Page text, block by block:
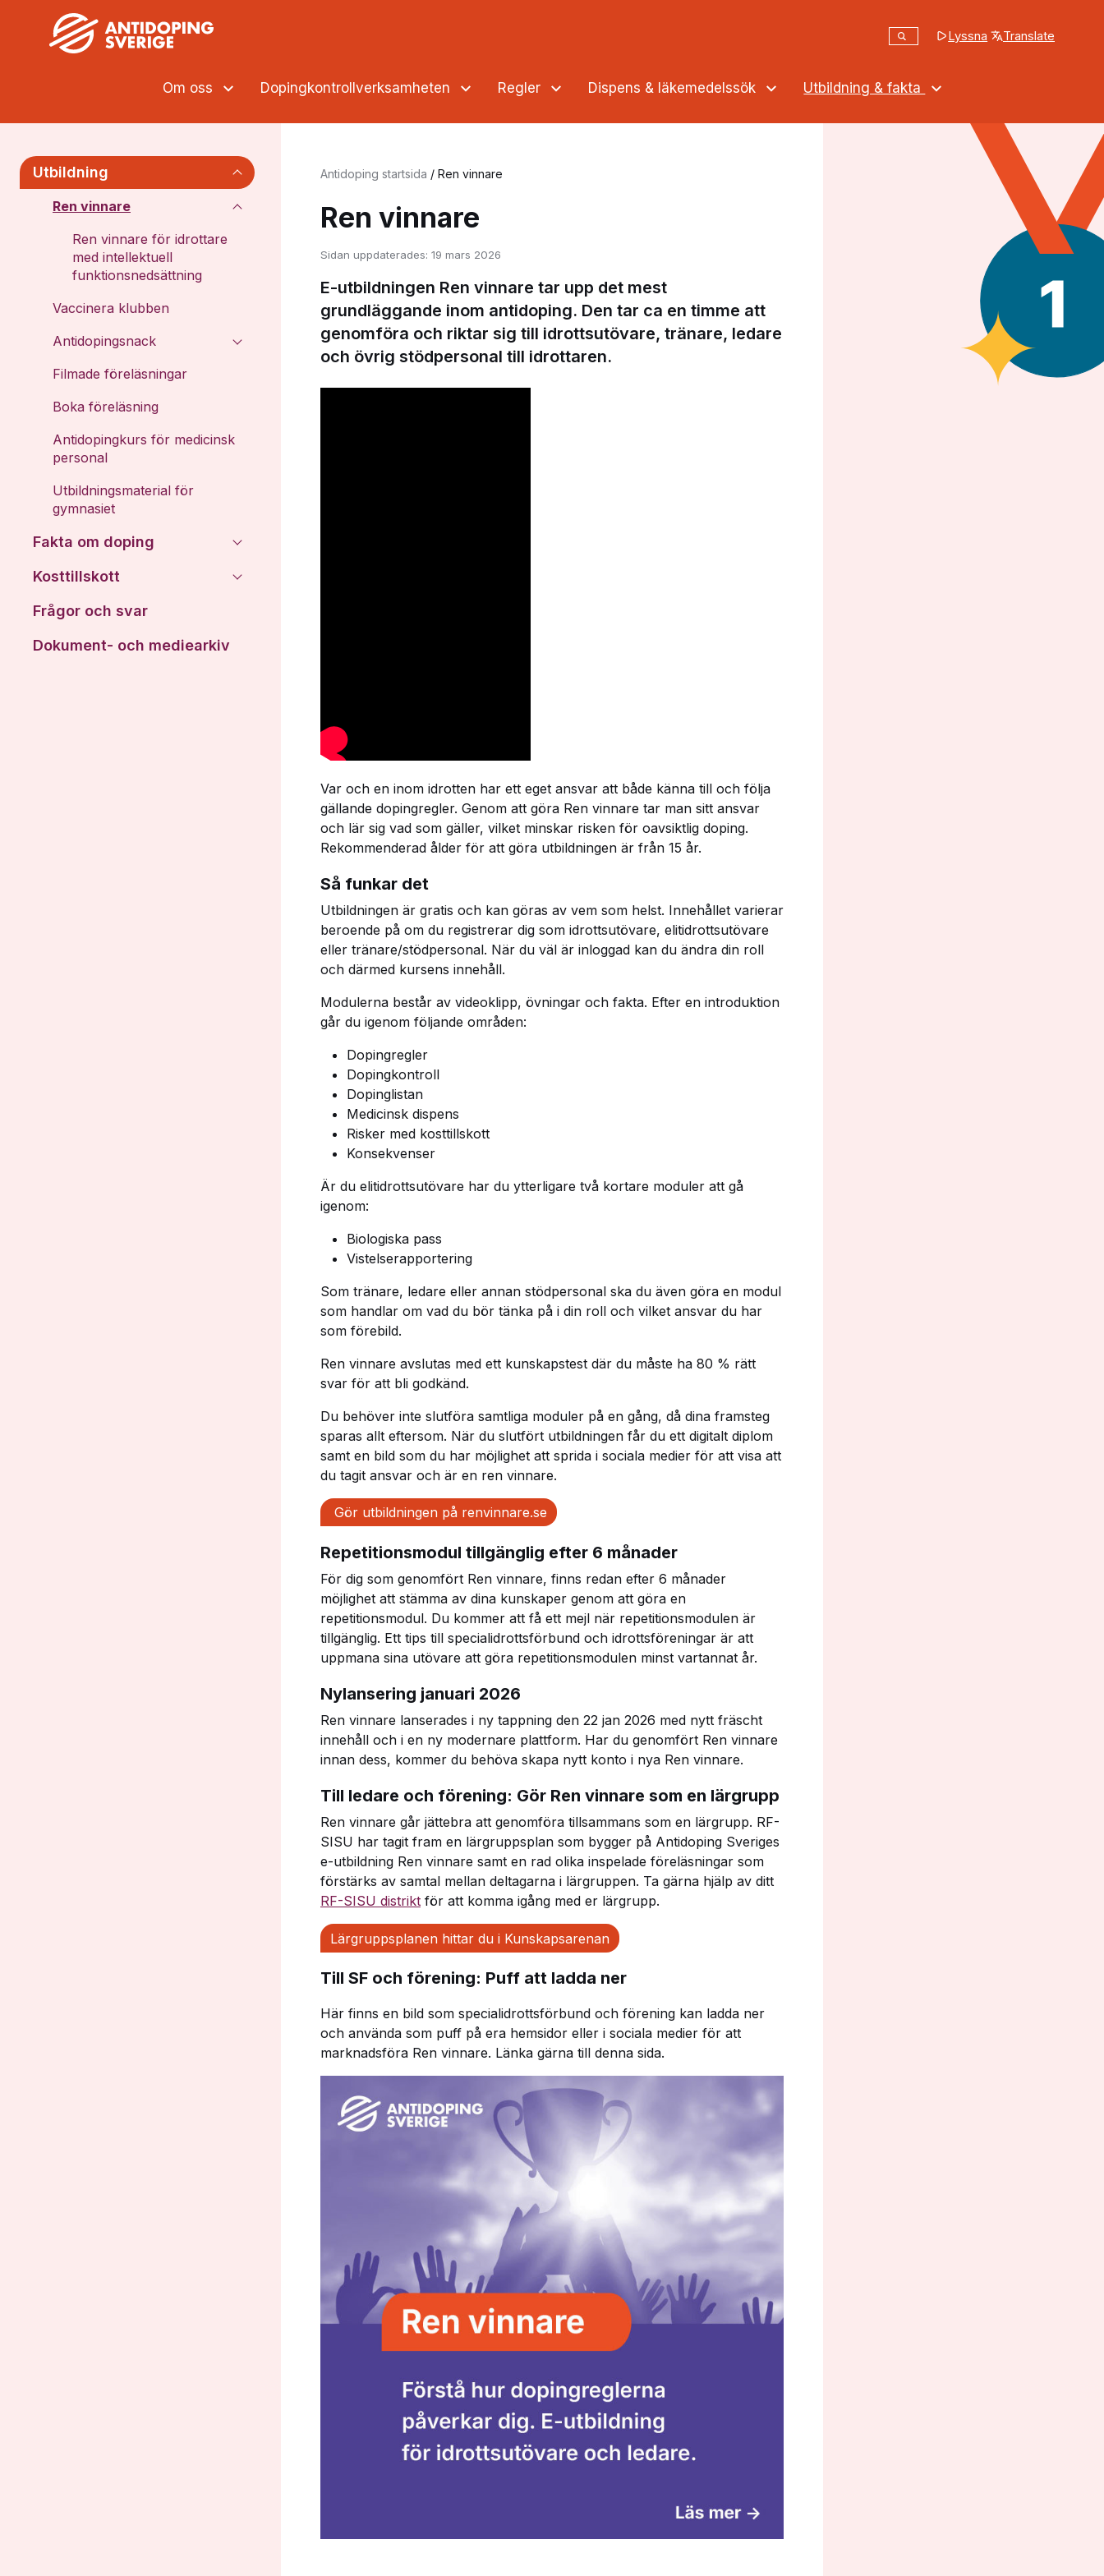
Om oss Dopingkontrollverksamheten Regler Dispens & läkemedelssök Utbildning & fakta
Sök på webbplatsen
Sök Lyssna Translate
(opens in a new
Utbildning
Ren vinnare
Ren vinnare för idrottare
med intellektuell
funktionsnedsättning
Vaccinera klubben
Antidopingsnack
Filmade föreläsningar
Boka föreläsning
Antidopingkurs för medicinsk
personal
Utbildningsmaterial för
gymnasiet
Fakta om doping
Kosttillskott
Frågor och svar
Dokument- och mediearkiv
Antidoping startsida / Ren vinnare
Ren vinnare
Sidan uppdaterades: 19 mars 2026
E-utbildningen Ren vinnare tar upp det mest
grundläggande inom antidoping. Den tar ca en timme att
genomföra och riktar sig till idrottsutövare, tränare, ledare
och övrig stödpersonal till idrottaren.
Var och en inom idrotten har ett eget ansvar att både känna till och följa
gällande dopingregler. Genom att göra Ren vinnare tar man sitt ansvar
och lär sig vad som gäller, vilket minskar risken för oavsiktlig doping.
Rekommenderad ålder för att göra utbildningen är från 15 år.
Så funkar det
Utbildningen är gratis och kan göras av vem som helst. Innehållet varierar
beroende på om du registrerar dig som idrottsutövare, elitidrottsutövare
eller tränare/stödpersonal. När du väl är inloggad kan du ändra din roll
och därmed kursens innehåll.
Modulerna består av videoklipp, övningar och fakta. Efter en introduktion
går du igenom följande områden:
Dopingregler
Dopingkontroll
Dopinglistan
Medicinsk dispens
Risker med kosttillskott
Konsekvenser
Är du elitidrottsutövare har du ytterligare två kortare moduler att gå
igenom:
Biologiska pass
Vistelserapportering
Som tränare, ledare eller annan stödpersonal ska du även göra en modul
som handlar om vad du bör tänka på i din roll och vilket ansvar du har
som förebild.
Ren vinnare avslutas med ett kunskapstest där du måste ha 80 % rätt
svar för att bli godkänd.
Du behöver inte slutföra samtliga moduler på en gång, då dina framsteg
sparas allt eftersom. När du slutfört utbildningen får du ett digitalt diplom
samt en bild som du har möjlighet att sprida i sociala medier för att visa att
du tagit ansvar och är en ren vinnare.
Gör utbildningen på renvinnare.se
Repetitionsmodul tillgänglig efter 6 månader
För dig som genomfört Ren vinnare, finns redan efter 6 månader
möjlighet att stämma av dina kunskaper genom att göra en
repetitionsmodul. Du kommer att få ett mejl när repetitionsmodulen är
tillgänglig. Ett tips till specialidrottsförbund och idrottsföreningar är att
uppmana sina utövare att göra repetitionsmodulen minst vartannat år.
Nylansering januari 2026
Ren vinnare lanserades i ny tappning den 22 jan 2026 med nytt fräscht
innehåll och i en ny modernare plattform. Har du genomfört Ren vinnare
innan dess, kommer du behöva skapa nytt konto i nya Ren vinnare.
Till ledare och förening: Gör Ren vinnare som en lärgrupp
Ren vinnare går jättebra att genomföra tillsammans som en lärgrupp. RF-
SISU har tagit fram en lärgruppsplan som bygger på Antidoping Sveriges
e-utbildning Ren vinnare samt en rad olika inspelade föreläsningar som
förstärks av samtal mellan deltagarna i lärgruppen. Ta gärna hjälp av ditt
RF-SISU distrikt för att komma igång med er lärgrupp.
Lärgruppsplanen hittar du i Kunskapsarenan
Till SF och förening: Puff att ladda ner
Här finns en bild som specialidrottsförbund och förening kan ladda ner
och använda som puff på era hemsidor eller i sociala medier för att
marknadsföra Ren vinnare. Länka gärna till denna sida.